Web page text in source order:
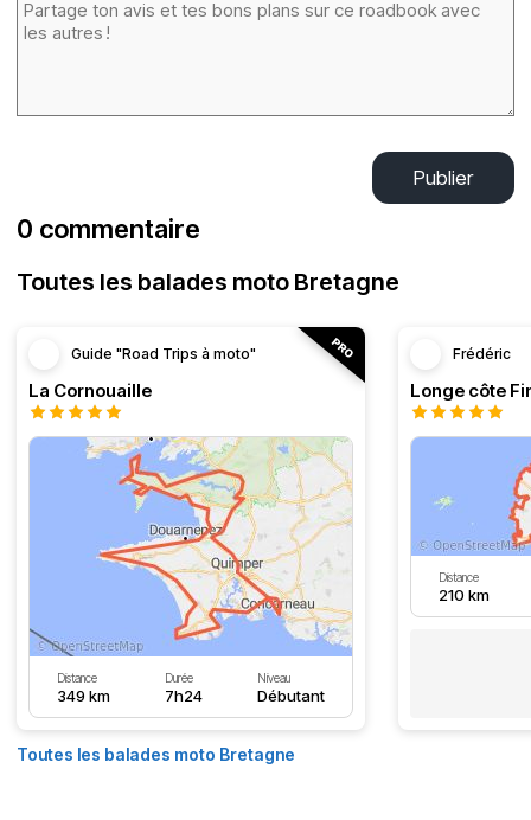
Publier
0 commentaire
Toutes les balades moto Bretagne
Guide "Road Trips à moto"
La Cornouaille
Distance
349 km
Durée
7h24
Niveau
Débutant
Frédéric
Distance
210 km
Toutes les balades moto Bretagne